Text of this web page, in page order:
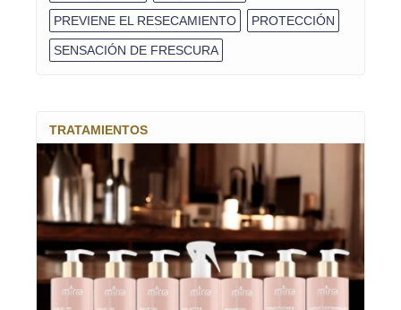
PREVIENE EL RESECAMIENTO PROTECCIÓN
SENSACIÓN DE FRESCURA
TRATAMIENTOS